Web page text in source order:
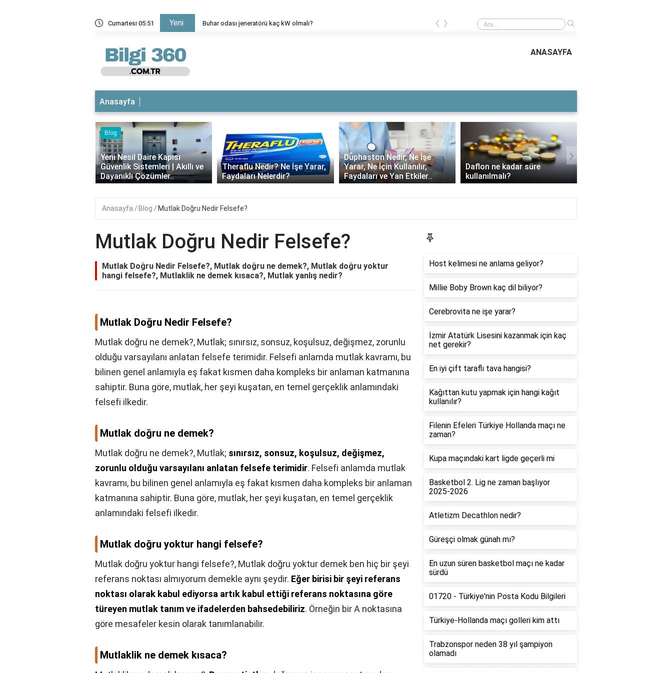
Cumartesi 05:51 Yeni
ve Taşımacılıkta Önemli Bir Kavram Buhar odası jeneratörü kaç kW olmalı? Buhar odası jeneratörü kaç kW olmalı?
‹ ›
ANASAYFA
Anasayfa
Theraflu Nedir? Ne İşe Yarar,
Faydaları Nelerdir?
Duphaston Nedir, Ne İşe
Yarar, Ne İçin Kullanılır,
Faydaları ve Yan Etkiler..
Daflon ne kadar süre
kullanılmalı?
3 Aylık Bebek Günde Kaç CC
Mama Yer?
‹ ›
Anasayfa Blog Mutlak Doğru Nedir Felsefe?
Mutlak Doğru Nedir Felsefe?
Mutlak Doğru Nedir Felsefe?, Mutlak doğru ne demek?, Mutlak doğru yoktur
hangi felsefe?, Mutlaklik ne demek kısaca?, Mutlak yanlış nedir?
Mutlak Doğru Nedir Felsefe?
Mutlak doğru ne demek?, Mutlak; sınırsız, sonsuz, koşulsuz, değişmez, zorunlu
olduğu varsayılanı anlatan felsefe terimidir. Felsefi anlamda mutlak kavramı, bu
bilinen genel anlamıyla eş fakat kısmen daha kompleks bir anlaman katmanına
sahiptir. Buna göre, mutlak, her şeyi kuşatan, en temel gerçeklik anlamındaki
felsefi ilkedir.
Mutlak doğru ne demek?
Mutlak doğru ne demek?, Mutlak; sınırsız, sonsuz, koşulsuz, değişmez,
zorunlu olduğu varsayılanı anlatan felsefe terimidir. Felsefi anlamda mutlak
kavramı, bu bilinen genel anlamıyla eş fakat kısmen daha kompleks bir anlaman
katmanına sahiptir. Buna göre, mutlak, her şeyi kuşatan, en temel gerçeklik
anlamındaki felsefi ilkedir.
Mutlak doğru yoktur hangi felsefe?
Mutlak doğru yoktur hangi felsefe?, Mutlak doğru yoktur demek ben hiç bir şeyi
referans noktası almıyorum demekle aynı şeydir. Eğer birisi bir şeyi referans
noktası olarak kabul ediyorsa artık kabul ettiği referans noktasına göre
türeyen mutlak tanım ve ifadelerden bahsedebiliriz. Örneğin bir A noktasına
göre mesafeler kesin olarak tanımlanabilir.
Mutlaklik ne demek kısaca?
Host kelimesi ne anlama geliyor?
Millie Boby Brown kaç dil biliyor?
Cerebrovita ne işe yarar?
İzmir Atatürk Lisesini kazanmak için kaç
net gerekir?
En iyi çift taraflı tava hangisi?
Kağıttan kutu yapmak için hangi kağıt
kullanılır?
Filenin Efeleri Türkiye Hollanda maçı ne
zaman?
Kupa maçındaki kart ligde geçerli mi
Basketbol 2. Lig ne zaman başlıyor
2025-2026
Atletizm Decathlon nedir?
Güreşçi olmak günah mı?
En uzun süren basketbol maçı ne kadar
sürdü
01720 - Türkiye'nin Posta Kodu Bilgileri
Türkiye-Hollanda maçı golleri kim attı
Trabzonspor neden 38 yıl şampiyon
olamadı